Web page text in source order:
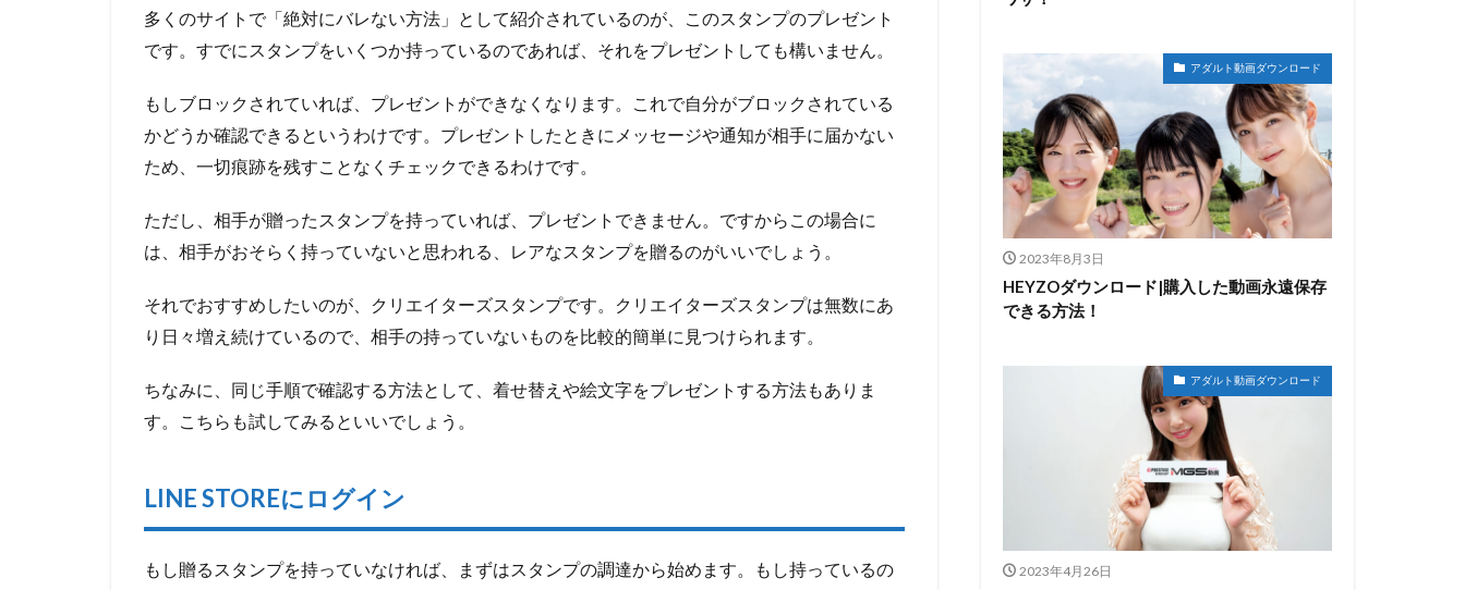
トす
る
相手
を選
る
メッ
セー
確認
する
ノ
新
規
作
し
多くのサイトで「絶対にバレない方法」として紹介されているのが、このスタンプのプレゼント
です。すでにスタンプをいくつか持っているのであれば、それをプレゼントしても構いません。
もしブロックされていれば、プレゼントができなくなります。これで自分がブロックされている
かどうか確認できるというわけです。プレゼントしたときにメッセージや通知が相手に届かない
ため、一切痕跡を残すことなくチェックできるわけです。
ただし、相手が贈ったスタンプを持っていれば、プレゼントできません。ですからこの場合に
は、相手がおそらく持っていないと思われる、レアなスタンプを贈るのがいいでしょう。
それでおすすめしたいのが、クリエイターズスタンプです。クリエイターズスタンプは無数にあ
り日々増え続けているので、相手の持っていないものを比較的簡単に見つけられます。
ちなみに、同じ手順で確認する方法として、着せ替えや絵文字をプレゼントする方法もありま
す。こちらも試してみるといいでしょう。
LINE STOREにログイン
もし贈るスタンプを持っていなければ、まずはスタンプの調達から始めます。もし持っているの
アダルト動画ダウンロード
2023年8月3日
HEYZOダウンロード|購入した動画永遠保存
できる方法！
アダルト動画ダウンロード
2023年4月26日